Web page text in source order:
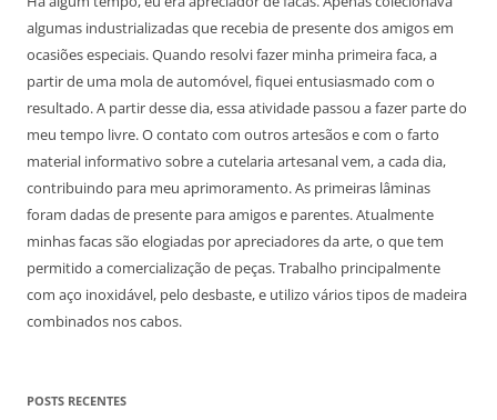
algumas industrializadas que recebia de presente dos amigos em
ocasiões especiais. Quando resolvi fazer minha primeira faca, a
partir de uma mola de automóvel, fiquei entusiasmado com o
resultado. A partir desse dia, essa atividade passou a fazer parte do
meu tempo livre. O contato com outros artesãos e com o farto
material informativo sobre a cutelaria artesanal vem, a cada dia,
contribuindo para meu aprimoramento. As primeiras lâminas
foram dadas de presente para amigos e parentes. Atualmente
minhas facas são elogiadas por apreciadores da arte, o que tem
permitido a comercialização de peças. Trabalho principalmente
com aço inoxidável, pelo desbaste, e utilizo vários tipos de madeira
combinados nos cabos.
POSTS RECENTES